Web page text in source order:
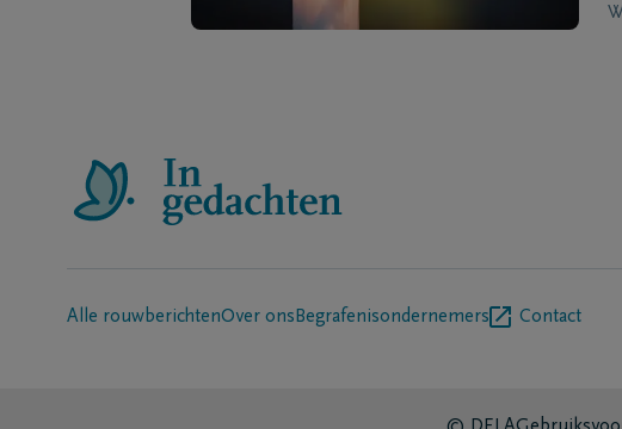
Alle rouwberichtenOver ons Begrafenisondernemers Contact